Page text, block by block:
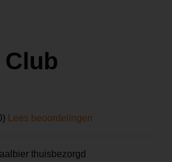
Club
Lees beoordelingen
thuisbezorgd